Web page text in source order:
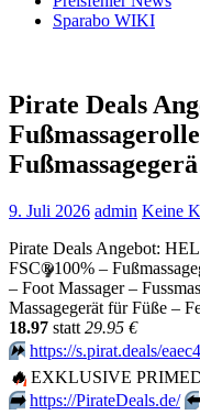
Sparabo WIKI
Pirate Deals
9. Juli 2026 admin Keine
Pirate Deals Angebot:
FSC®100% –
– Foot Massager –
Massagegerät für Füße –
18.97 statt 29.95 €
⏩️ https://s.pirat.deals/
🔥 EXKLUSIVE
➡️ https://PirateDeals.de/ ⬅️